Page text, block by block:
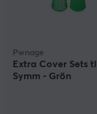
Pwnage
Extra Cover Sets till
Symm - Grön